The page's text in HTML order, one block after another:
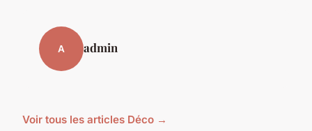
A admin
Voir tous les articles Déco →